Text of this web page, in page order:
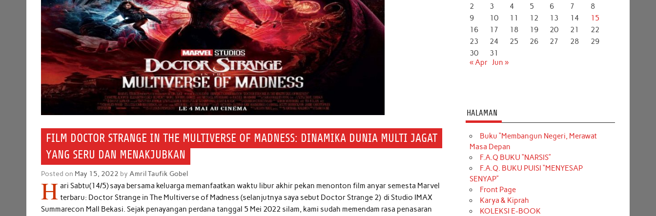
FILM DOCTOR STRANGE IN THE MULTIVERSE OF MADNESS: DINAMIKA DUNIA MULTI JAGAT
YANG SERU DAN MENAKJUBKAN
Posted on May 15, 2022 byAmril Taufik Gobel
H ari Sabtu(14/5) saya bersama keluarga memanfaatkan waktu libur akhir pekan menonton film anyar semesta Marvel
terbaru: Doctor Strange in The Multiverse of Madness (selanjutnya saya sebut Doctor Strange 2) di Studio IMAX
Summarecon Mall Bekasi. Sejak penayangan perdana tanggal 5 Mei 2022 silam, kami sudah memendam rasa penasaran
2
3 4 5 6 7
8
9
10 11 12 13 14
15
16
17 18 19 20 21
22
23
24 25 26 27 28
29
30
31
« Apr Jun »
HALAMAN
Buku “Membangun Negeri, Merawat
Masa Depan
F.A.Q BUKU “NARSIS”
F.A.Q. BUKU PUISI “MENYESAP
SENYAP”
Front Page
Karya & Kiprah
KOLEKSI E-BOOK